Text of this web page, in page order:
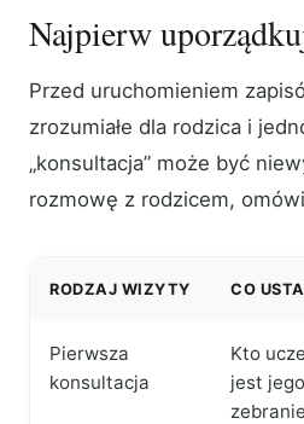
Najpierw
Przed uruchomieniem
zrozumiałe dla rodzica i
„konsultacja” może być
rozmowę z rodzicem,
RODZAJ WIZYTY CO
Pierwsza
konsultacja
Kto
jest